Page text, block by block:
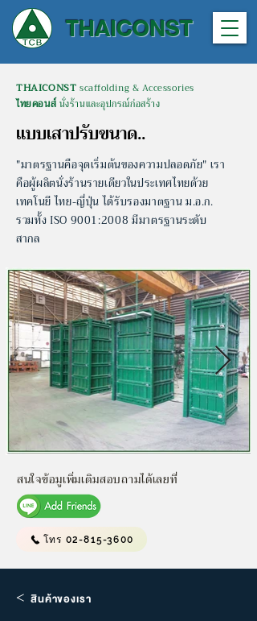
THAICONST
THAICONST scaffolding & Accessories
ไทยคอนส์ นั่งร้านและอุปกรณ์ก่อสร้าง
แบบเสาปรับขนาด..
"มาตรฐานคือจุดเริ่มต้นของความปลอดภัย" เรา
คือผู้ผลิตนั่งร้านรายเดียวในประเทศไทยด้วย
เทคโนยี ไทย-ญี่ปุ่นได้รับรองมาตฐาน ม.อ.ก.
รวมทั้ง ISO 9001:2008 มีมาตรฐานระดับ
สากล
สนใจข้อมูเพิ่มเติมสอบถามได้เลยที่
โทร 02-815-3600
< สินค้าของเรา